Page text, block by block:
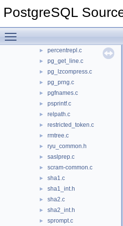
PostgreSQL
md5.c
► md5_common.c
► md5_int.h
► percentrepl.c
► pg_get_line.c
► pg_lzcompress.c
► pg_prng.c
► pgfnames.c
► psprintf.c
► relpath.c
► restricted_token.c
► rmtree.c
► ryu_common.h
► saslprep.c
► scram-common.c
► sha1.c
► sha1_int.h
► sha2.c
► sha2_int.h
► sprompt.c